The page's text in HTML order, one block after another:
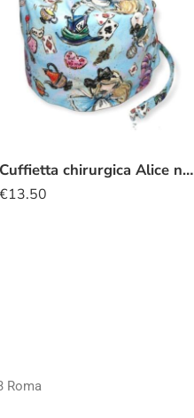
Cuffietta chirurgica Alice nel Paese delle Meraviglie azzurro
€13.50
Roma